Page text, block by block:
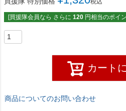
税込
[買援隊会員なら さらに 120 円相当のポイ
カート
商品についてのお問い合わせ